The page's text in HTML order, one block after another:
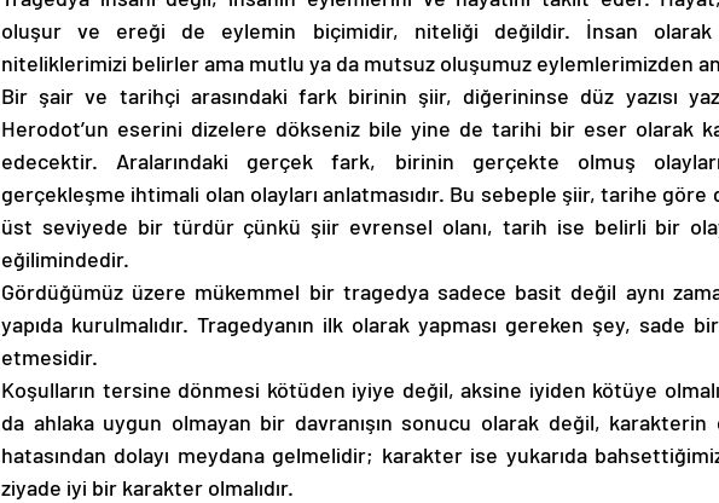
oluşur ve ereği de eylemin biçimidir, niteliği değildir. İnsan olarak
niteliklerimizi belirler ama mutlu ya da mutsuz oluşumuz eylemlerimizden
Bir şair ve tarihçi arasındaki fark birinin şiir, diğerininse düz yazısı
Herodot’un eserini dizelere dökseniz bile yine de tarihi bir eser olarak
edecektir. Aralarındaki gerçek fark, birinin gerçekte olmuş
gerçekleşme ihtimali olan olayları anlatmasıdır. Bu sebeple şiir, tarihe göre
üst seviyede bir türdür çünkü şiir evrensel olanı, tarih ise belirli bir
eğilimindedir.
Gördüğümüz üzere mükemmel bir tragedya sadece basit değil aynı
yapıda kurulmalıdır. Tragedyanın ilk olarak yapması gereken şey, sade
etmesidir.
Koşulların tersine dönmesi kötüden iyiye değil, aksine iyiden kötüye
da ahlaka uygun olmayan bir davranışın sonucu olarak değil,
hatasından dolayı meydana gelmelidir; karakter ise yukarıda
ziyade iyi bir karakter olmalıdır.